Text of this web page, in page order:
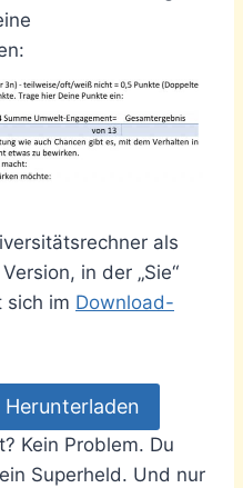
als
in der „Sie“
sich im Download-
Herunterladen
Kein Problem. Du
Superheld. Und nur